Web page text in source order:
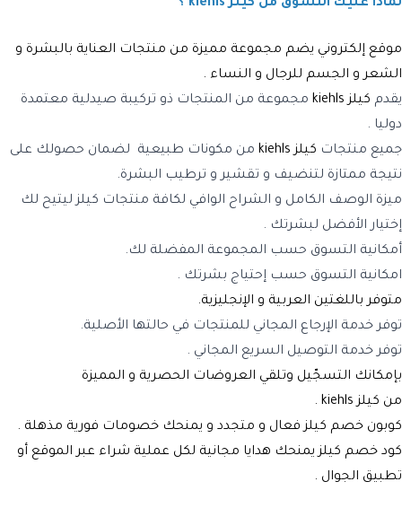
لماذا عليك التسوق من كيلز kiehls ؟
موقع إلكتروني يضم مجموعة مميزة من منتجات العناية بالبشرة و
الشعر و الجسم للرجال و النساء .
يقدم كيلز kiehls
مجموعة من المنتجات ذو تركيبة صيدلية معتمدة
دوليا .
جميع منتجات كيلز kiehls
من مكونات طبيعية لضمان حصولك على
نتيجة ممتازة لتنضيف و تقشير و ترطيب البشرة.
ميزة الوصف الكامل و الشراح الوافي لكافة منتجات كيلز ليتيح لك
إختيار الأفضل لبشرتك .
أمكانية التسوق حسب المجموعة المفضلة لك.
امكانية التسوق حسب إحتياج بشرتك .
متوفر باللغتين العربية و الإنجليزية.
توفر خدمة الإرجاع المجاني للمنتجات في حالتها الأصلية.
توفر خدمة التوصيل السريع المجاني .
بإمكانك التسجّيل وتلقي العروضات الحصرية و المميزة
من كيلز kiehls
.
كوبون خصم كيلزفعال و متجدد و يمنحك خصومات فورية مذهلة .
كود خصم كيلز يمنحك هدايا مجانية لكل عملية شراء عبر الموقع أو
تطبيق الجوال .